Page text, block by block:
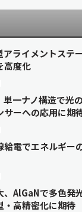
アライメントス
高度化
単一ナノ構造で
サーへの応用に期
給電でエネルギー
、AlGaNで多色発
・高精密化に期待